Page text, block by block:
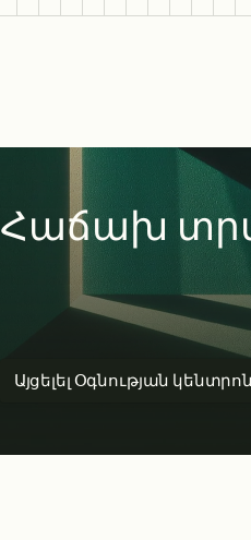
Հաճախ
Այցելել Օգնության կենտրոն